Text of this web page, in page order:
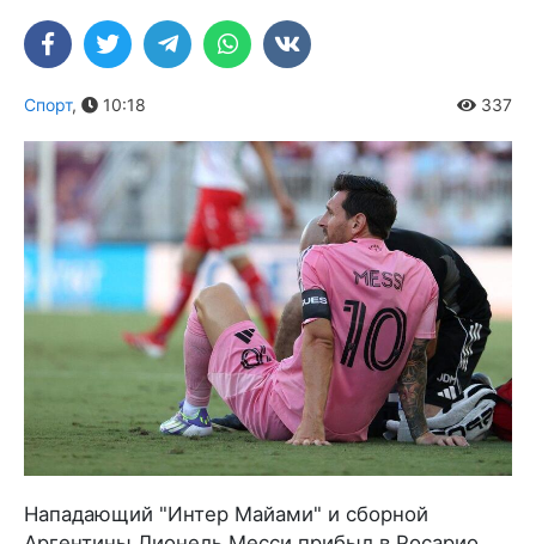
Спорт, 10:18 337
Нападающий "Интер Майами" и сборной